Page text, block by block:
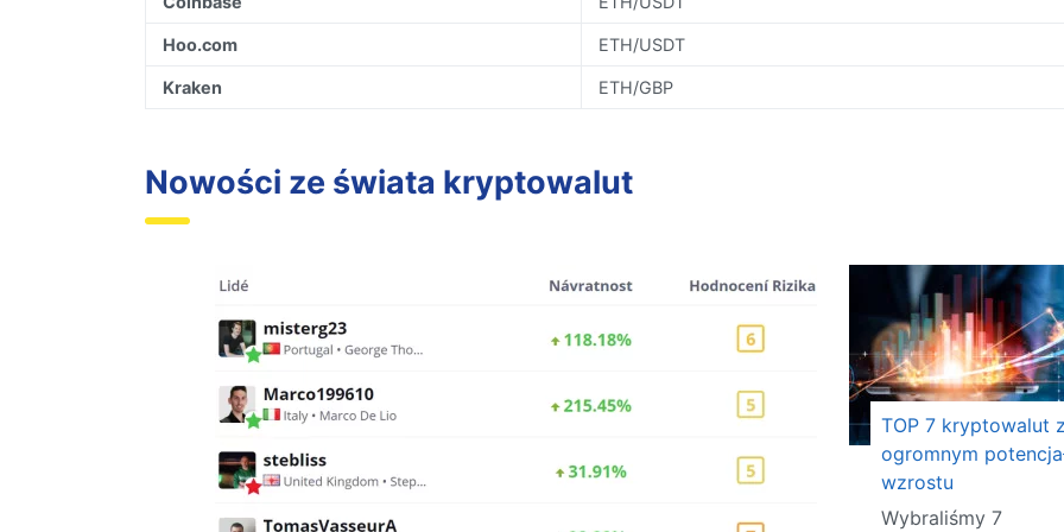
Hoo.com ETH/USDT
Kraken ETH/GBP
Nowości ze świata kryptowalut
TOP 7 kryptowalut
ogromnym
wzrostu
Wybraliśmy 7